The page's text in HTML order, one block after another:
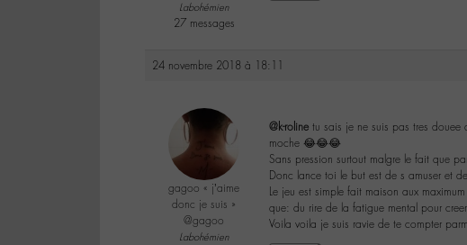
Labohémien
27 messages
24 novembre 2018 à 18:11
gagoo « j’aime
donc je suis »
@gagoo
Labohémien
@k-roline tu sais je ne suis pas tres
moche 😂😂😂
Sans pression surtout malgre le fait que
Donc lance toi le but est de s amuser et
Le jeu est simple fait maison aux
que: du rire de la fatigue mental pour
Voila voila je suis ravie de te compter